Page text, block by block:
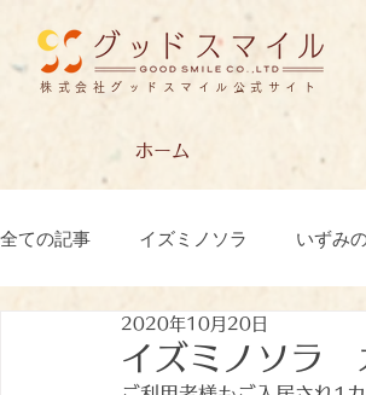
株式会社グッドスマイル公式サイト
ホーム
全ての記事 イズミノソラ いずみ
イズミノソラ
2020年10月20日